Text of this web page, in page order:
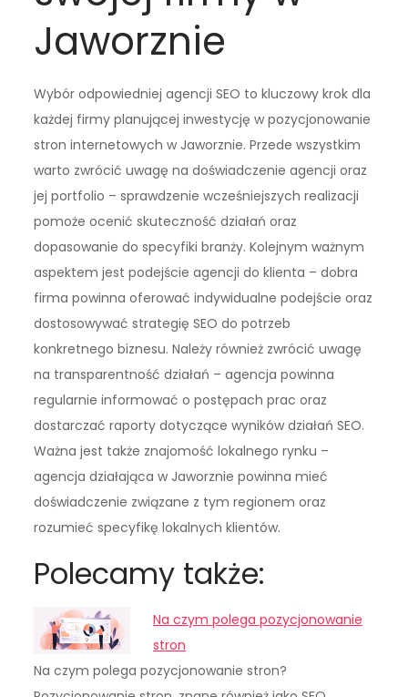
Jaworznie
Wybór odpowiedniej agencji SEO to kluczowy krok dla
każdej firmy planującej inwestycję w pozycjonowanie
stron internetowych w Jaworznie. Przede wszystkim
warto zwrócić uwagę na doświadczenie agencji oraz
jej portfolio – sprawdzenie wcześniejszych realizacji
pomoże ocenić skuteczność działań oraz
dopasowanie do specyfiki branży. Kolejnym ważnym
aspektem jest podejście agencji do klienta – dobra
firma powinna oferować indywidualne podejście oraz
dostosowywać strategię SEO do potrzeb
konkretnego biznesu. Należy również zwrócić uwagę
na transparentność działań – agencja powinna
regularnie informować o postępach prac oraz
dostarczać raporty dotyczące wyników działań SEO.
Ważna jest także znajomość lokalnego rynku –
agencja działająca w Jaworznie powinna mieć
doświadczenie związane z tym regionem oraz
rozumieć specyfikę lokalnych klientów.
Polecamy także:
Na czym polega pozycjonowanie
stron
Na czym polega pozycjonowanie stron?